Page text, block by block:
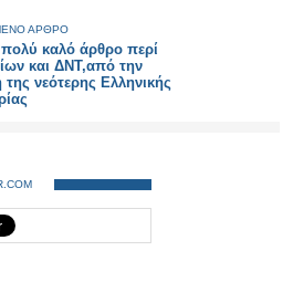
ΑΡΘΡΟ
καλό άρθρο περί
και ΔΝΤ,από την
της νεότερης Ελληνικής